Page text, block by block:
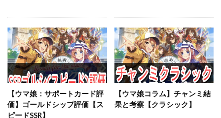
【ウマ娘：サポートカード評
価】ゴールドシップ評価【ス
ピードSSR】
【ウマ娘コラム】チャンミ結
果と考察【クラシック】